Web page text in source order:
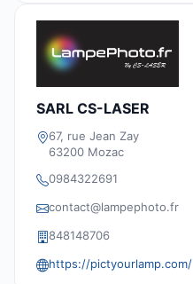
SARL CS-LASER
67, rue Jean Zay
63200 Mozac
0984322691
contact@lampephoto.fr
848148706
https://pictyourlamp.com/